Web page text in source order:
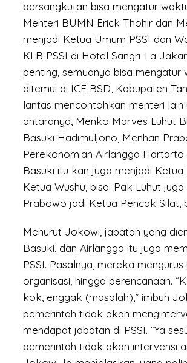
bersangkutan bisa mengatur
Menteri BUMN Erick Thohir dan
menjadi Ketua Umum PSSI dan
KLB PSSI di Hotel Sangri-La
penting, semuanya bisa
ditemui di ICE BSD, Kabupaten
lantas mencontohkan menteri
antaranya, Menko Marves Luhut
Basuki Hadimuljono, Menhan
Perekonomian Airlangga
Basuki itu kan juga menjadi
Ketua Wushu, bisa. Pak Luhut
Prabowo jadi Ketua Pencak Silat,
Menurut Jokowi, jabatan yang
Basuki, dan Airlangga itu juga
PSSI. Pasalnya, mereka
organisasi, hingga perencanaan.
kok, enggak (masalah),” imbuh
pemerintah tidak akan
mendapat jabatan di PSSI. “Ya
pemerintah tidak akan intervensi